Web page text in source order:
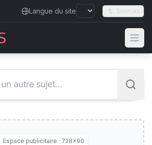
Langue du site Sources
Espace publicitaire · 728×90